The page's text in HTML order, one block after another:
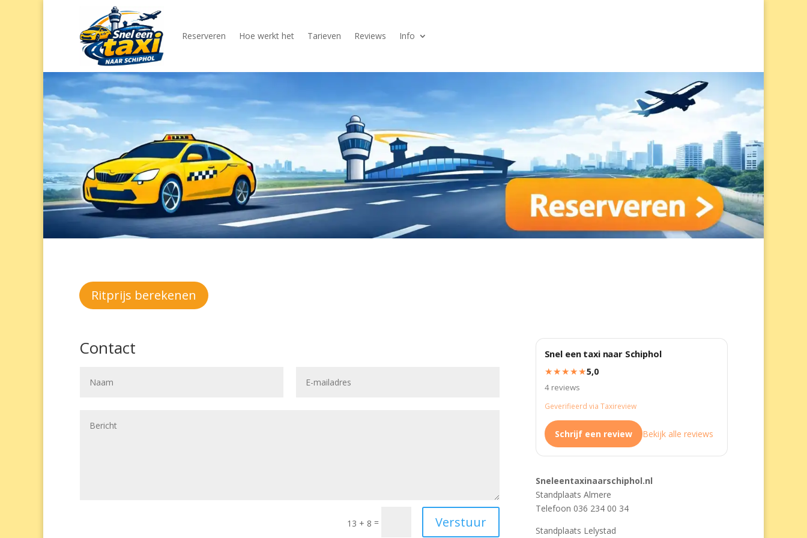
Reserveren Hoe werkt het Tarieven Reviews Info
Ritprijs berekenen
Contact
13 + 8 = Verstuur
Snel een taxi naar Schiphol
★★★★★5,0
4 reviews
Geverifieerd via Taxireview
Schrijf een review Bekijk alle reviews
Sneleentaxinaarschiphol.nl
Standplaats Almere
Telefoon 036 234 00 34
Standplaats Lelystad